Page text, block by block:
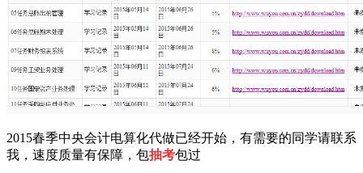
2015春季中央会计电算化代做已经开始，有需要的同学请联系
我，速度质量有保障，包抽考包过